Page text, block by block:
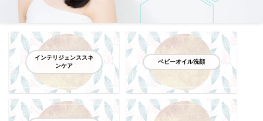
インテリジェンススキ
ンケア
ベビーオイル洗顔